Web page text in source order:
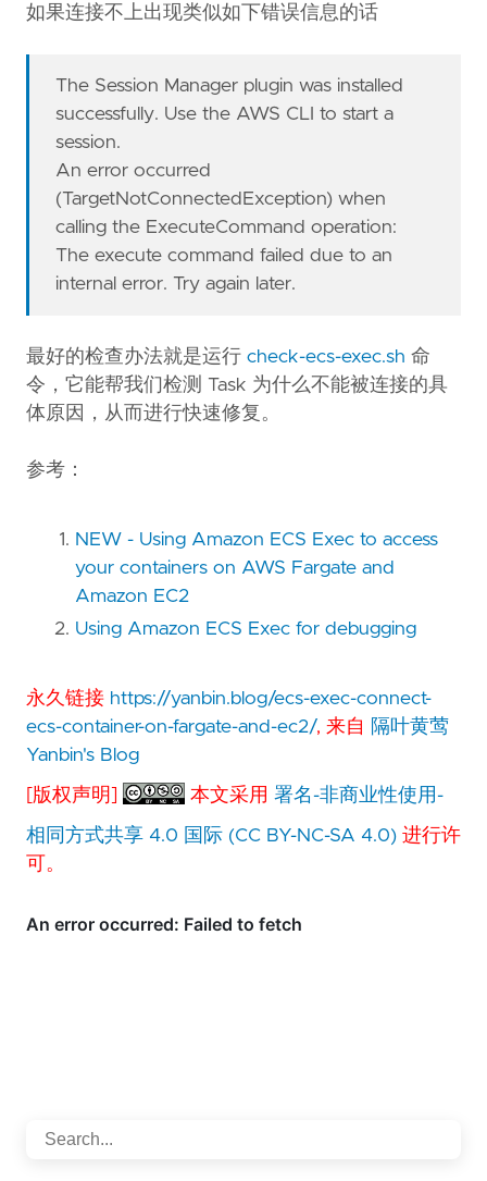
如果连接不上出现类似如下错误信息的话
The Session Manager plugin was installed
successfully. Use the AWS CLI to start a
session.
An error occurred
(TargetNotConnectedException) when
calling the ExecuteCommand operation:
The execute command failed due to an
internal error. Try again later.
最好的检查办法就是运行 check-ecs-exec.sh 命
令，它能帮我们检测 Task 为什么不能被连接的具
体原因，从而进行快速修复。
参考：
NEW - Using Amazon ECS Exec to access
your containers on AWS Fargate and
Amazon EC2
Using Amazon ECS Exec for debugging
永久链接 https://yanbin.blog/ecs-exec-connect-
ecs-container-on-fargate-and-ec2/, 来自
隔叶黄莺
Yanbin's Blog
[版权声明] 本文采用署名-非商业性使用-
相同方式共享 4.0 国际 (CC BY-NC-SA 4.0) 进行许
可。